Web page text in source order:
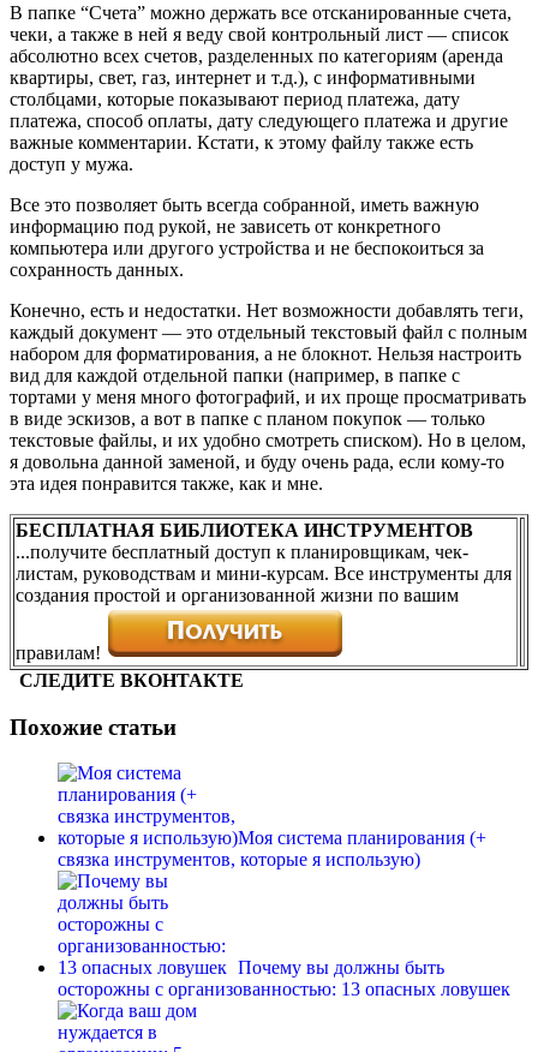
В папке “Счета” можно держать все отсканированные счета,
чеки, а также в ней я веду свой контрольный лист — список
абсолютно всех счетов, разделенных по категориям (аренда
квартиры, свет, газ, интернет и т.д.), с информативными
столбцами, которые показывают период платежа, дату
платежа, способ оплаты, дату следующего платежа и другие
важные комментарии. Кстати, к этому файлу также есть
доступ у мужа.
Все это позволяет быть всегда собранной, иметь важную
информацию под рукой, не зависеть от конкретного
компьютера или другого устройства и не беспокоиться за
сохранность данных.
Конечно, есть и недостатки. Нет возможности добавлять теги,
каждый документ — это отдельный текстовый файл с полным
набором для форматирования, а не блокнот. Нельзя настроить
вид для каждой отдельной папки (например, в папке с
тортами у меня много фотографий, и их проще просматривать
в виде эскизов, а вот в папке с планом покупок — только
текстовые файлы, и их удобно смотреть списком). Но в целом,
я довольна данной заменой, и буду очень рада, если кому-то
эта идея понравится также, как и мне.
БЕСПЛАТНАЯ БИБЛИОТЕКА ИНСТРУМЕНТОВ
...получите бесплатный доступ к планировщикам, чек-
листам, руководствам и мини-курсам. Все инструменты для
создания простой и организованной жизни по вашим
правилам!
СЛЕДИТЕ ВКОНТАКТЕ
Похожие статьи
Моя система планирования (+
связка инструментов, которые я использую)
Почему вы должны быть
осторожны с организованностью: 13 опасных ловушек